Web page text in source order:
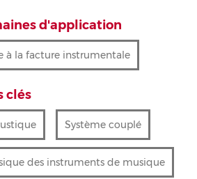
d'application
à la facture instrumentale
clés
Système couplé
des instruments de musique